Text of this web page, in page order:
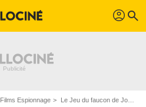
profil search
Films Espionnage Le Jeu du faucon de John Schlesinger